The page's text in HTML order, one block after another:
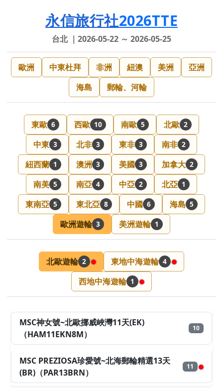
永信旅行社2026TTE
台北 ｜2026-05-22 ～ 2026-05-25
歐洲 中東杜拜 非洲 紐澳 美洲
亞洲
海島
郵輪、河輪
東歐 6 西歐 10 南歐 5 北歐 2
中東 3 北非 3 東非 3 南非 2
紐西蘭 1 澳洲 3 美國 3 加拿大 2
南美 5 南亞 4 中亞 2 北亞 1
東南亞 5 東北亞 8 中國 6 海島 5
歐洲遊輪 3 美洲遊輪 1
北歐遊輪 2 東地中海遊輪 4
西地中海遊輪 1
MSC神女號~北歐挪威峽灣11天(EK)
（HAM11EKN8M）
10
MSC PREZIOSA珍愛號~北海郵輪精選13天
(BR)（PAR13BRN）
11